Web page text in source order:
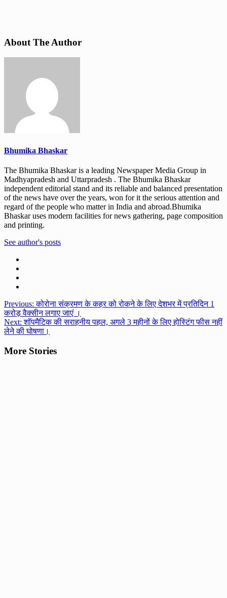
About The Author
Bhumika Bhaskar
The Bhumika Bhaskar is a leading Newspaper Media Group in
Madhyapradesh and Uttarpradesh . The Bhumika Bhaskar
independent editorial stand and its reliable and balanced presentation
of the news have over the years, won for it the serious attention and
regard of the people who matter in India and abroad.Bhumika
Bhaskar uses modern facilities for news gathering, page composition
and printing.
See author's posts
Post
navigation
Previous:कोरोना संक्रमण के कहर को रोकने के लिए देशभर में प्रतिदिन 1
करोड़ वैक्सीन लगाए जाएं ।
Next:शॉपमैटिक की सराहनीय पहल, अगले 3 महीनों के लिए होस्टिंग फीस नहीं
लेने की घोषणा।
More Stories